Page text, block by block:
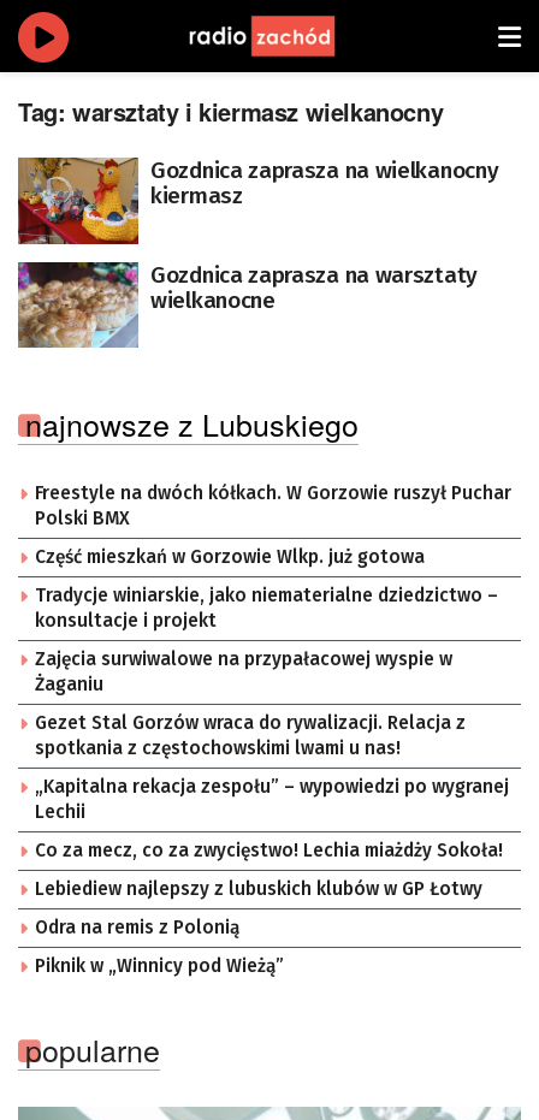
Tag: warsztaty i kiermasz wielkanocny
Gozdnica zaprasza na wielkanocny
kiermasz
Gozdnica zaprasza na warsztaty
wielkanocne
najnowsze z Lubuskiego
Freestyle na dwóch kółkach. W Gorzowie ruszył Puchar
Polski BMX
Część mieszkań w Gorzowie Wlkp. już gotowa
Tradycje winiarskie, jako niematerialne dziedzictwo –
konsultacje i projekt
Zajęcia surwiwalowe na przypałacowej wyspie w
Żaganiu
Gezet Stal Gorzów wraca do rywalizacji. Relacja z
spotkania z częstochowskimi lwami u nas!
„Kapitalna rekacja zespołu” – wypowiedzi po wygranej
Lechii
Co za mecz, co za zwycięstwo! Lechia miażdży Sokoła!
Lebiediew najlepszy z lubuskich klubów w GP Łotwy
Odra na remis z Polonią
Piknik w „Winnicy pod Wieżą”
popularne